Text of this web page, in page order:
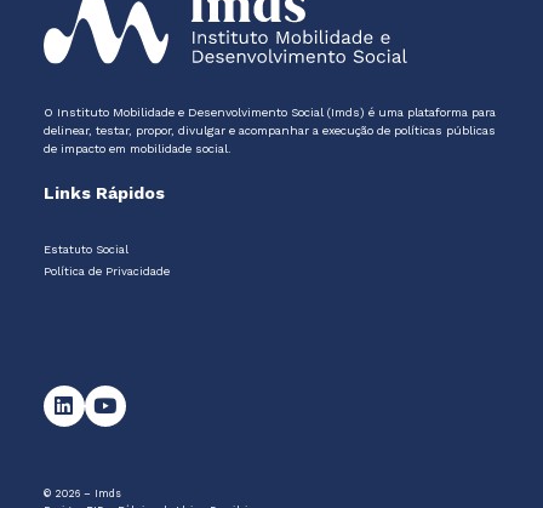
O Instituto Mobilidade e Desenvolvimento Social (Imds) é uma plataforma para
delinear, testar, propor, divulgar e acompanhar a execução de políticas públicas
de impacto em mobilidade social.
Links Rápidos
Estatuto Social
Política de Privacidade
© 2026 – Imds